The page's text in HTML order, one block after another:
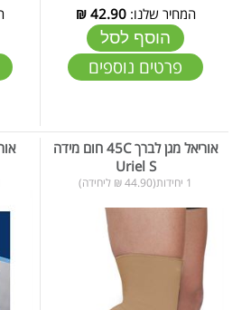
המחיר שלנו:42.90
₪
הוסף לסל
פרטים נוספים
אוריאל מגן לברך 45C חום מידה
Uriel S
1 יחידות(44.90 ₪ ליחידה)